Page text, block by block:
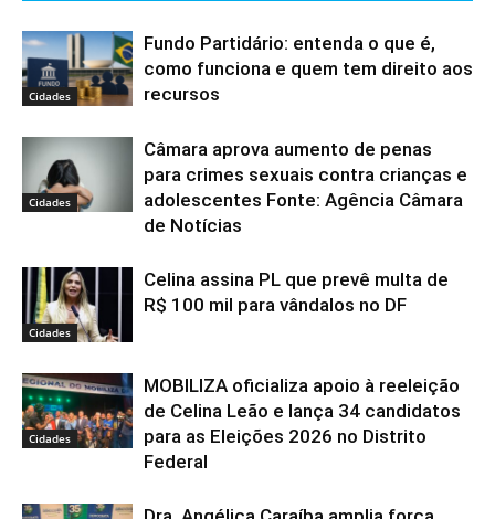
Cidades
Fundo Partidário: entenda o que é,
como funciona e quem tem direito aos
recursos
Cidades
Câmara aprova aumento de penas
para crimes sexuais contra crianças e
adolescentes Fonte: Agência Câmara
de Notícias
Cidades
Celina assina PL que prevê multa de
R$ 100 mil para vândalos no DF
Cidades
MOBILIZA oficializa apoio à reeleição
de Celina Leão e lança 34 candidatos
para as Eleições 2026 no Distrito
Federal